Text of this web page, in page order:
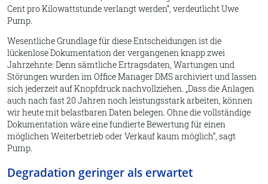
Cent pro Kilowattstunde verlangt werden , verdeutlicht Uwe
Pump.
Wesentliche Grundlage für diese Entscheidungen ist die
lückenlose Dokumentation der vergangenen knapp zwei
Jahrzehnte: Denn sämtliche Ertragsdaten, Wartungen und
Störungen wurden im Office Manager DMS archiviert und lassen
sich jederzeit auf Knopfdruck nachvollziehen. Dass die Anlagen
auch nach fast 20 Jahren noch leistungsstark arbeiten, können
wir heute mit belastbaren Daten belegen. Ohne die vollständige
Dokumentation wäre eine fundierte Bewertung für einen
möglichen Weiterbetrieb oder Verkauf kaum möglich , sagt
Pump.
Degradation geringer als erwartet